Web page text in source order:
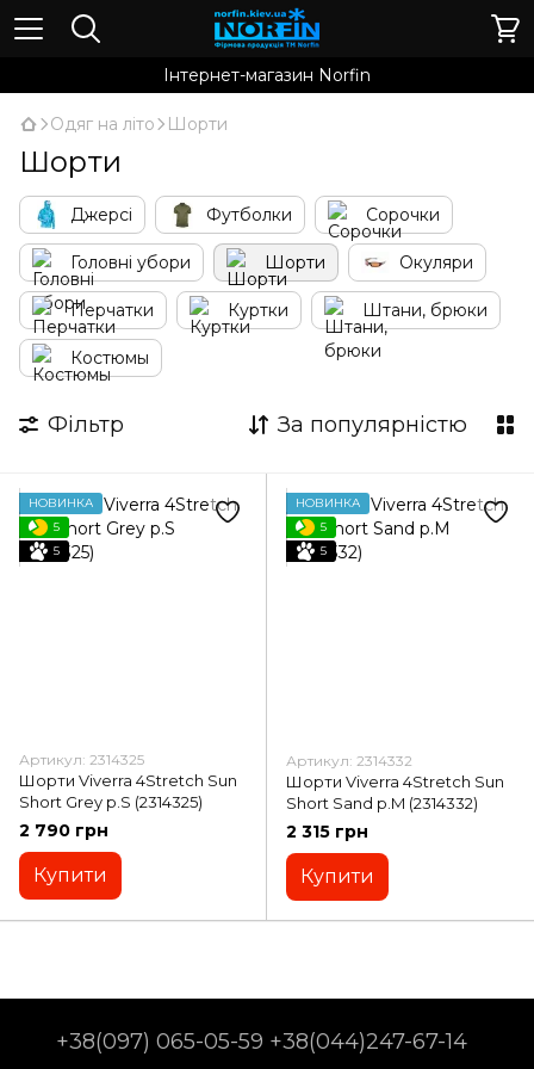
Інтернет-магазин Norfin
Одяг на літо Шорти
Шорти
Джерсі Футболки Сорочки
Головні убори Шорти Окуляри
Перчатки Куртки Штани, брюки
Костюмы
Фільтр За популярністю
НОВИНКА
5
5
Артикул: 2314325
Шорти Viverra 4Stretch Sun
Short Grey p.S (2314325)
2 790 грн
Купити
НОВИНКА
5
5
Артикул: 2314332
Шорти Viverra 4Stretch Sun
Short Sand р.M (2314332)
2 315 грн
Купити
+38(097) 065-05-59 +38(044)247-67-14